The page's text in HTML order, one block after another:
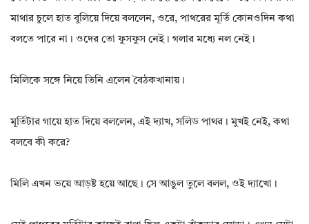
মাথার চুলে হাত বুলিয়ে দিয়ে বললেন, ওরে, পাথরের মূর্তি কোনওদিন কথা
বলতে পারে না। ওদের তো ফুসফুস নেই। গলার মধ্যে নল নেই।
মিলিকে সঙ্গে নিয়ে তিনি এলেন বৈঠকখানায়।
মূর্তিটার গায়ে হাত দিয়ে বললেন, এই দ্যাখ, সলিড পাথর। মুখই নেই, কথা
বলবে কী করে?
মিলি এখন ভয়ে আড়ষ্ট হয়ে আছে। সে আঙুল তুলে বলল, ওই দ্যাখো।